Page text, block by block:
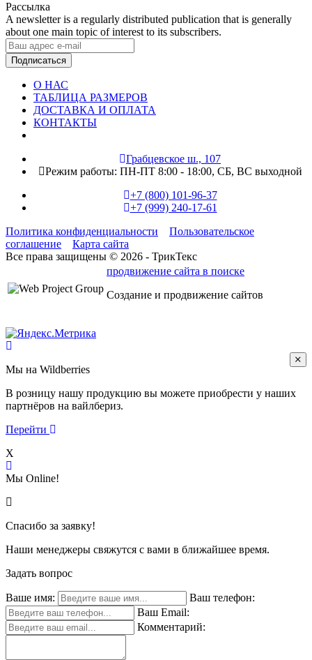
Рассылка
A newsletter is a regularly distributed publication that is generally
about one main topic of interest to its subscribers.
Подписаться
О НАС
ТАБЛИЦА РАЗМЕРОВ
ДОСТАВКА И ОПЛАТА
КОНТАКТЫ
Грабцевское ш., 107
Режим работы: ПН-ПТ 8:00 - 18:00, СБ, ВС выходной
+7 (800) 101-96-37
+7 (999) 240-17-61
Политика конфиденциальности
Пользовательское
соглашение
Карта сайта
Все права защищены © 2026 - ТрикТекс
продвижение сайта в поиске
Создание и продвижение сайтов
Мы на Wildberries
В розницу нашу продукцию вы можете приобрести у наших
партнёров на вайлбериз.
Перейти
X
Мы Online!
Спасибо за заявку!
Наши менеджеры свяжутся с вами в ближайшее время.
Задать вопрос
Ваше имя:
Ваш телефон:
Ваш Email:
Комментарий: